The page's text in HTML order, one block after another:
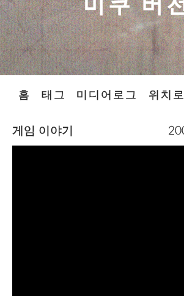
미쿠 버
홈 태그 미디어로그 위치
게임 이야기